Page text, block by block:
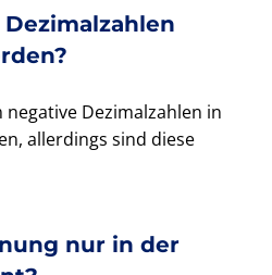
negative Dezimalzahlen in
allerdings sind diese
nur in der